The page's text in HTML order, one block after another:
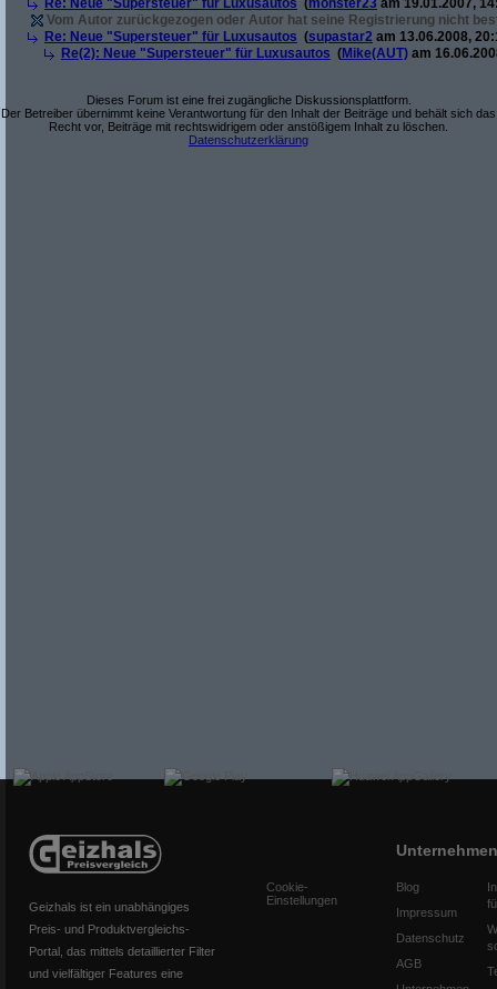
Re: Neue "Supersteuer" für Luxusautos (monster23 am 19.01.2007,
Vom Autor zurückgezogen oder Autor hat seine Registrierung nicht
Re: Neue "Supersteuer" für Luxusautos (supastar2 am 13.06.2008,
Re(2): Neue "Supersteuer" für Luxusautos (Mike(AUT) am
Dieses Forum ist eine frei zugängliche Diskussionsplattform.
Der Betreiber übernimmt keine Verantwortung für den Inhalt der Beiträge und behält sich das
Recht vor, Beiträge mit rechtswidrigem oder anstößigem Inhalt zu löschen.
Datenschutzerklärung
Geizhals ist ein unabhängiges
Preis- und Produktvergleichs-
Portal, das mittels detaillierter Filter
und vielfältiger Features eine
Cookie-
Einstellungen
Unternehmen
Blog
Impressum
Datenschutz
AGB